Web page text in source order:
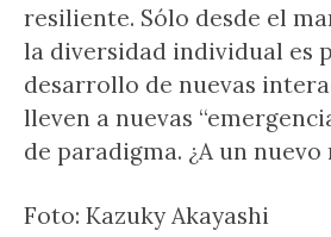
resiliente. Sólo desde el
la diversidad individual es
desarrollo de nuevas
lleven a nuevas
de paradigma. ¿A un
Foto: Kazuky Akayashi